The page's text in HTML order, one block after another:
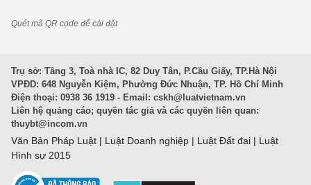
Quét mã QR code để cài đặt
Trụ sở: Tầng 3, Toà nhà IC, 82 Duy Tân, P.Cầu Giấy, TP.Hà Nội
VPĐD: 648 Nguyễn Kiệm, Phường Đức Nhuận, TP. Hồ Chí Minh
Điện thoại: 0938 36 1919 - Email: cskh@luatvietnam.vn
Liên hệ quảng cáo; quyền tác giả và các quyền liên quan:
thuybt@incom.vn
Văn Bản Pháp Luật | Luật Doanh nghiệp | Luật Đất đai | Luật
Hình sự 2015